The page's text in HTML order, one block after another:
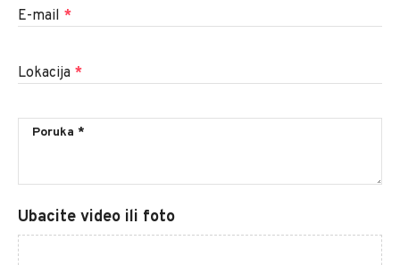
E-mail *
Lokacija *
Ubacite video ili foto